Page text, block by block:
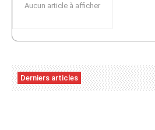
Aucun article à afficher
Derniers articles